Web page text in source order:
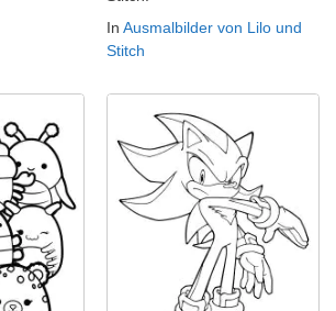
In Ausmalbilder von Lilo und
Stitch